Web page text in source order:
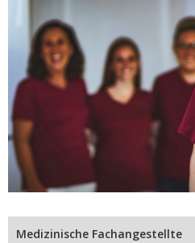
Medizinische Fachangestellte